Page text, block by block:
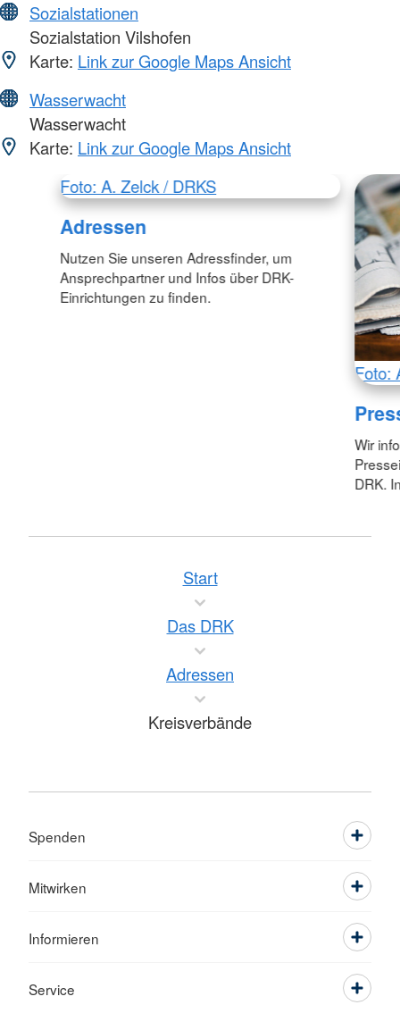
Sozialstationen
Sozialstation Vilshofen
Karte: Link zur Google Maps Ansicht
Wasserwacht
Wasserwacht
Karte: Link zur Google Maps Ansicht
Foto: A. Zelck / DRKS
Adressen
Nutzen Sie unseren Adressfinder, um
Ansprechpartner und Infos über DRK-
Einrichtungen zu finden.
Foto:
Wir
DRK.
Start
Das DRK
Adressen
Kreisverbände
Spenden
Mitwirken
Informieren
Service